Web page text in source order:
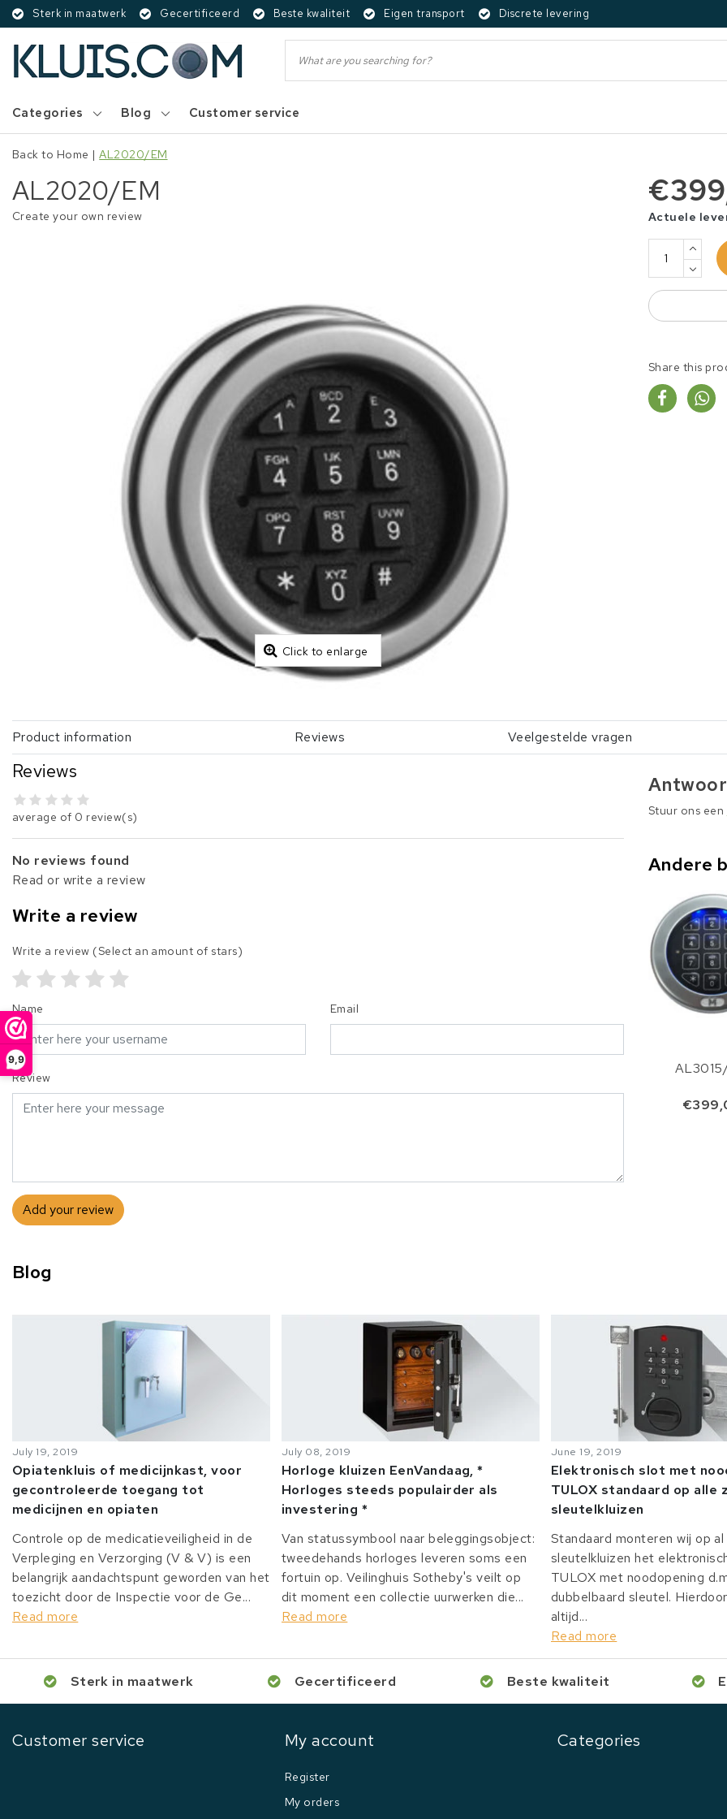
9,9
Sterk in maatwerk Gecertificeerd Beste kwaliteit Eigen transport Discrete levering
Categories Blog Customer service
Back to Home |AL2020/EM
AL2020/EM
Create your own review
Click to enlarge
Actuele
Share this
Product information Reviews Veelgestelde vragen
Reviews
average of 0 review(s)
No reviews found
Read or write a review
Write a review
Write a review (Select an amount of stars)
Name Email
Review
Add your review
Stuur ons een
Andere
Blog
July 19, 2019
Opiatenkluis of medicijnkast, voor
gecontroleerde toegang tot
medicijnen en opiaten
Controle op de medicatieveiligheid in de
Verpleging en Verzorging (V & V) is een
belangrijk aandachtspunt geworden van het
toezicht door de Inspectie voor de Ge...
Read more
July 08, 2019
Horloge kluizen EenVandaag, *
Horloges steeds populairder als
investering *
Van statussymbool naar beleggingsobject:
tweedehands horloges leveren soms een
fortuin op. Veilinghuis Sotheby's veilt op
dit moment een collectie uurwerken die...
Read more
June 19, 2019
Elektronisch slot met
TULOX standaard op alle
sleutelkluizen
Standaard monteren wij op
sleutelkluizen het
TULOX met noodopening
dubbelbaard sleutel.
altijd...
Read more
Sterk in maatwerk Gecertificeerd Beste kwaliteit
Customer service My account
Register
My orders
Categories